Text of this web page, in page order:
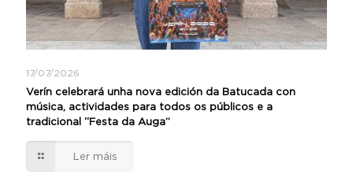
17/07/2026
Verín celebrará unha nova edición da Batucada con
música, actividades para todos os públicos e a
tradicional “Festa da Auga”
Ler máis